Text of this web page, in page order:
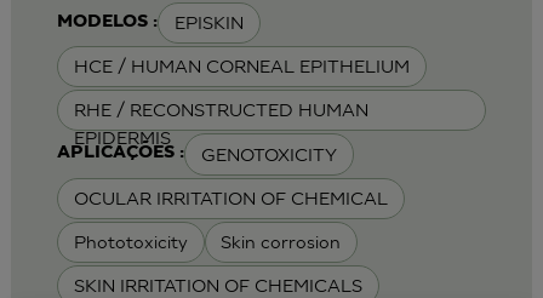
MODELOS : EPISKIN
HCE / HUMAN CORNEAL EPITHELIUM
RHE / RECONSTRUCTED HUMAN
EPIDERMIS
APLICAÇÕES : GENOTOXICITY
OCULAR IRRITATION OF CHEMICAL
Phototoxicity Skin corrosion
SKIN IRRITATION OF CHEMICALS